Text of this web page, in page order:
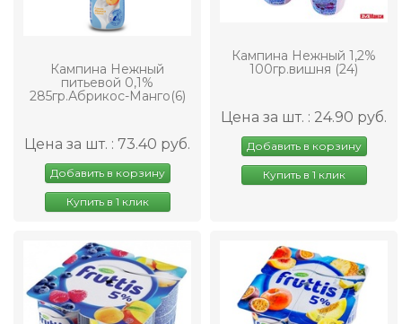
Кампина Нежный
питьевой 0,1%
285гр.Абрикос-Манго(6)
Цена за шт. : 73.40 руб.
Добавить в корзину
Купить в 1 клик
Кампина Нежный 1,2%
100гр.вишня (24)
Цена за шт. : 24.90 руб.
Добавить в корзину
Купить в 1 клик